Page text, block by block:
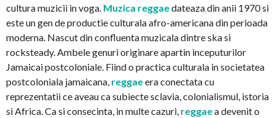
cultura muzicii in voga. Muzica reggaedateaza din anii 1970 si
este un gen de productie culturala afro-americana din perioada
moderna. Nascut din confluenta muzicala dintre ska si
rocksteady. Ambele genuri originare apartin inceputurilor
Jamaicai postcoloniale. Fiind o practica culturala in societatea
postcoloniala jamaicana, reggaeera conectata cu
reprezentatii ce aveau ca subiecte sclavia, colonialismul, istoria
si Africa. Ca si consecinta, in multe cazuri, reggaea devenit o